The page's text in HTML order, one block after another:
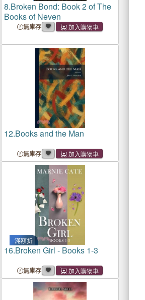
8.Broken Bond: Book 2 of The
Books of Neven
無庫存
12.Books and the Man
無庫存
滿額折
16.Broken Girl - Books 1-3
無庫存